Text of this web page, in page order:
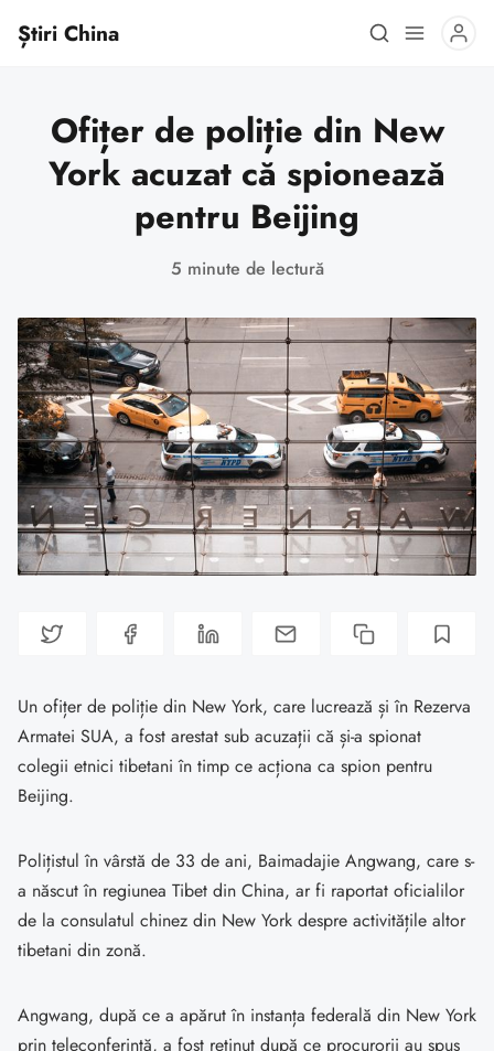
Știri China
Ofițer de poliție din New
York acuzat că spionează
pentru Beijing
5 minute de lectură
Un ofițer de poliție din New York, care lucrează și în Rezerva
Armatei SUA, a fost arestat sub acuzații că și-a spionat
colegii etnici tibetani în timp ce acționa ca spion pentru
Beijing.
Polițistul în vârstă de 33 de ani, Baimadajie Angwang, care s-
a născut în regiunea Tibet din China, ar fi raportat oficialilor
de la consulatul chinez din New York despre activitățile altor
tibetani din zonă.
Angwang, după ce a apărut în instanța federală din New York
prin teleconferință, a fost reținut după ce procurorii au spus